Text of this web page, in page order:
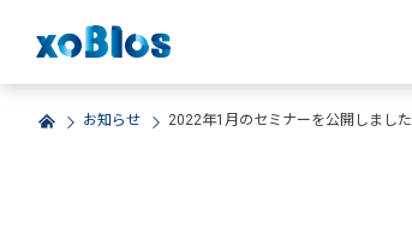
お知らせ 2022年1月のセミナーを公開しました